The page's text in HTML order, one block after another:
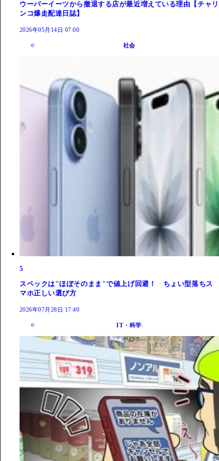
ウーバーイーツから撤退する店が最近増えている理由【チャリ
ンコ爆走配達日誌】
2026年05月14日 07:00
社会
5
スペックは"ほぼそのまま"で値上げ回避！ ちょい型落ちス
マホ正しい選び方
2026年07月28日 17:40
IT・科学